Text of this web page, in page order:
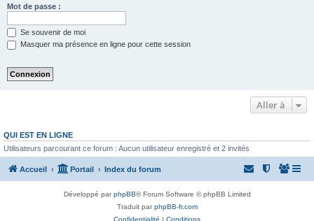
Mot de passe :
Se souvenir de moi
Masquer ma présence en ligne pour cette session
Aller à
QUI EST EN LIGNE
Utilisateurs parcourant ce forum : Aucun utilisateur enregistré et 2 invités
Accueil Portail Index du forum
Développé parphpBB® Forum Software © phpBB Limited
Traduit parphpBB-fr.com
Confidentialité | Conditions